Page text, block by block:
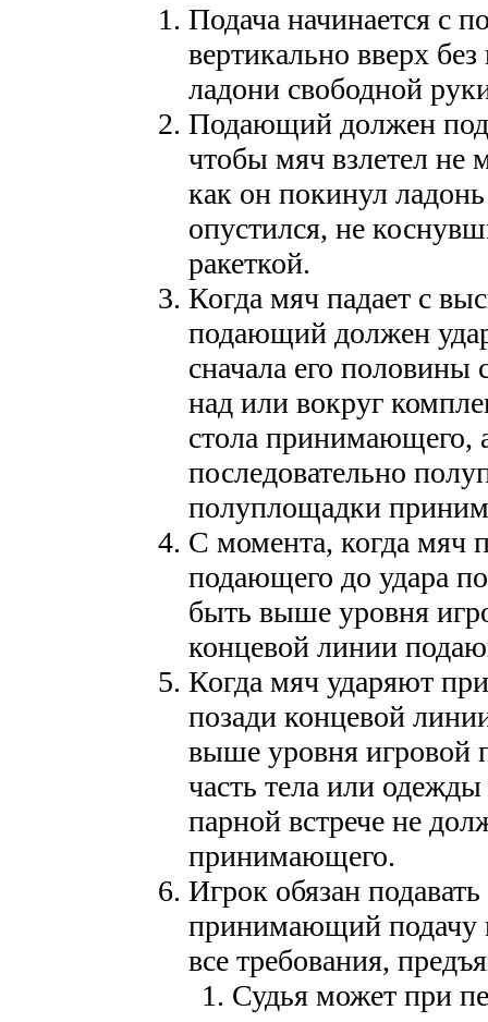
Подача начинается с
вертикально вверх
ладони свободной
Подающий должен
чтобы мяч взлетел не
как он покинул
опустился, не
ракеткой.
Когда мяч падает с
подающий должен
сначала его половины
над или вокруг
стола принимающего,
последовательно
полуплощадки
С момента, когда мяч
подающего до удара
быть выше уровня
концевой линии
Когда мяч ударяют
позади концевой
выше уровня игровой
часть тела или
парной встрече не
принимающего.
Игрок обязан
принимающий подачу
все требования,
Судья может при